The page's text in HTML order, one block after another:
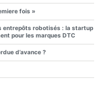
fois »
entrepôts robotisés : la startup
pour les marques DTC
d’avance ?